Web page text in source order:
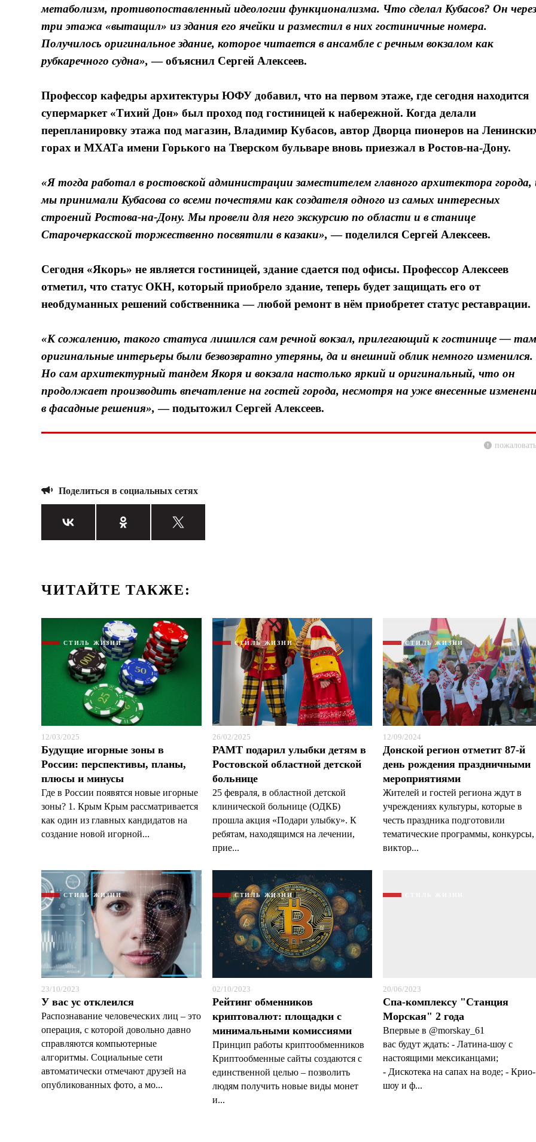
метаболизм, противопоставленный идеологии функционализма. Что сделал Кубасов? Он через
три этажа «вытащил» из здания его ячейки и разместил в них гостиничные номера.
Получилось оригинальное здание, которое читается в ансамбле с речным вокзалом как
рубкаречного судна», — объяснил Сергей Алексеев.
Профессор кафедры архитектуры ЮФУ добавил, что на первом этаже, где сегодня находится
супермаркет «Тихий Дон» был проход под гостиницей к набережной. Когда делали
перепланировку этажа под магазин, Владимир Кубасов, автор Дворца пионеров на
горах и МХАТа имени Горького на Тверском бульваре вновь приезжал в Ростов-на-Дону.
«Я тогда работал в ростовской администрации заместителем главного архитектора города,
мы принимали Кубасова со всеми почестями как создателя одного из самых интересных
строений Ростова-на-Дону. Мы провели для него экскурсию по области и в станице
Старочеркасской торжественно посвятили в казаки»,— поделился Сергей Алексеев.
Сегодня «Якорь» не является гостиницей, здание сдается под офисы. Профессор Алексеев
отметил, что статус ОКН, который приобрело здание, теперь будет защищать его от
необдуманных решений собственника — любой ремонт в нём приобретет статус реставрации.
«К сожалению, такого статуса лишился сам речной вокзал, прилегающий к гостинице — там
оригинальные интерьеры были безвозвратно утеряны, да и внешний облик немного изменился.
Но сам архитектурный тандем Якоря и вокзала настолько яркий и оригинальный, что он
продолжает производить впечатление на гостей города, несмотря на уже внесенные
в фасадные решения», — подытожил Сергей Алексеев.
Поделиться в социальных сетях
ЧИТАЙТЕ ТАКЖЕ:
СТИЛЬ ЖИЗНИ
12/03/2025
Будущие игорные зоны в
России: перспективы, планы,
плюсы и минусы
Где в России появятся новые игорные
зоны? 1. Крым Крым рассматривается
как один из главных кандидатов на
создание новой игорной...
СТИЛЬ ЖИЗНИ
26/02/2025
РАМТ подарил улыбки детям в
Ростовской областной детской
больнице
25 февраля, в областной детской
клинической больнице (ОДКБ)
прошла акция «Подари улыбку». К
ребятам, находящимся на лечении,
прие...
СТИЛЬ ЖИЗНИ
12/09/2024
Донской регион отметит 87-й
день рождения праздничными
мероприятиями
Жителей и гостей региона ждут в
учреждениях культуры, которые в
честь праздника подготовили
тематические программы, конкурсы,
виктор...
СТИЛЬ ЖИЗНИ
23/10/2023
У вас ус отклеился
Распознавание человеческих лиц – это
операция, с которой довольно давно
справляются компьютерные
алгоритмы. Социальные сети
автоматически отмечают друзей на
опубликованных фото, а мо...
СТИЛЬ ЖИЗНИ
02/10/2023
Рейтинг обменников
криптовалют: площадки с
минимальными комиссиями
Принцип работы криптообменников
Криптообменные сайты создаются с
единственной целью – позволить
людям получить новые виды монет
и...
20/06/2023
Спа-комплексу "Станция
Морская" 2 года
Впервые в @morskay_61
вас будут ждать: - Латина-шоу с
настоящими мексиканцами;
- Дискотека на сапах на воде; - Крио-
шоу и ф...